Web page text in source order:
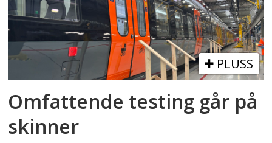
PLUSS
Omfattende testing går på
skinner